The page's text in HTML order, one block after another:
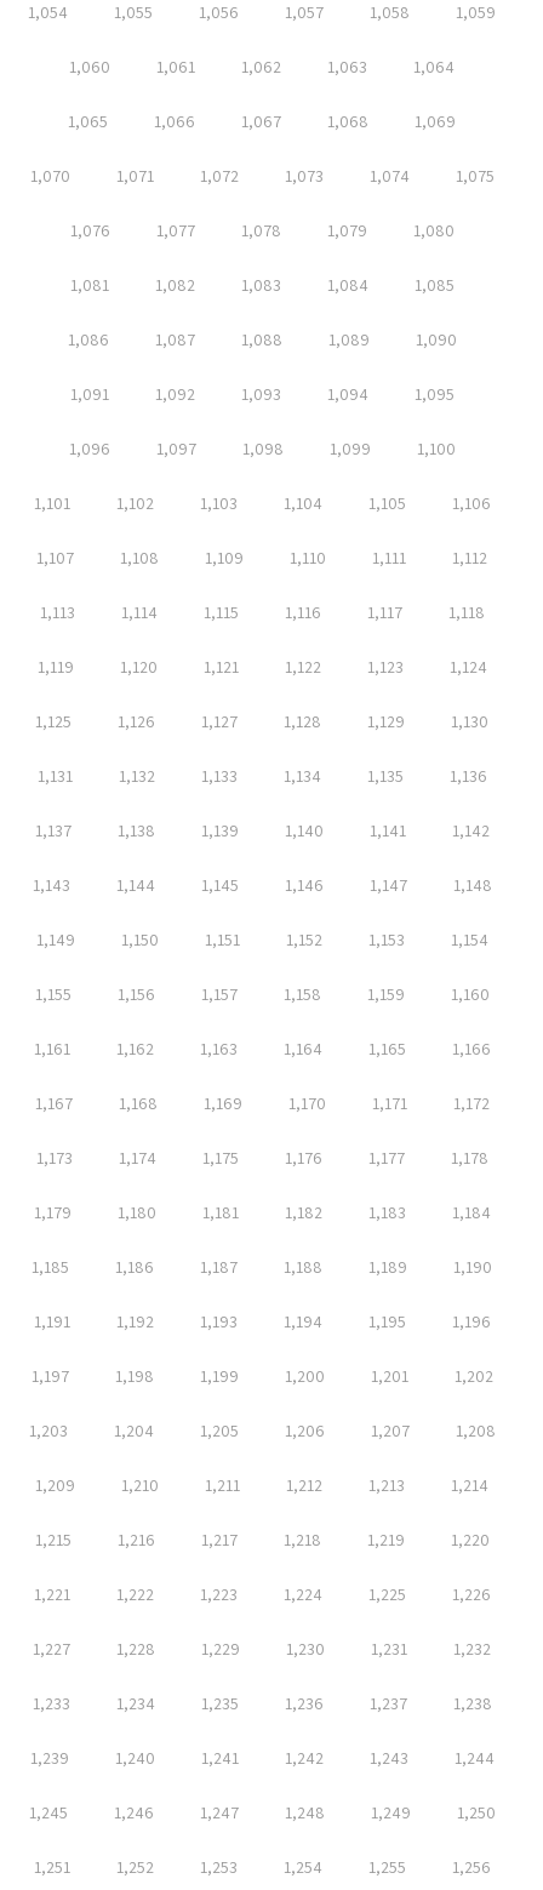
1,054 1,055 1,056 1,057 1,058 1,059
1,060 1,061 1,062 1,063 1,064
1,065 1,066 1,067 1,068 1,069
1,070 1,071 1,072 1,073 1,074 1,075
1,076 1,077 1,078 1,079 1,080
1,081 1,082 1,083 1,084 1,085
1,086 1,087 1,088 1,089 1,090
1,091 1,092 1,093 1,094 1,095
1,096 1,097 1,098 1,099 1,100
1,101 1,102 1,103 1,104 1,105 1,106
1,107 1,108 1,109 1,110 1,111 1,112
1,113 1,114 1,115 1,116 1,117 1,118
1,119 1,120 1,121 1,122 1,123 1,124
1,125 1,126 1,127 1,128 1,129 1,130
1,131 1,132 1,133 1,134 1,135 1,136
1,137 1,138 1,139 1,140 1,141 1,142
1,143 1,144 1,145 1,146 1,147 1,148
1,149 1,150 1,151 1,152 1,153 1,154
1,155 1,156 1,157 1,158 1,159 1,160
1,161 1,162 1,163 1,164 1,165 1,166
1,167 1,168 1,169 1,170 1,171 1,172
1,173 1,174 1,175 1,176 1,177 1,178
1,179 1,180 1,181 1,182 1,183 1,184
1,185 1,186 1,187 1,188 1,189 1,190
1,191 1,192 1,193 1,194 1,195 1,196
1,197 1,198 1,199 1,200 1,201 1,202
1,203 1,204 1,205 1,206 1,207 1,208
1,209 1,210 1,211 1,212 1,213 1,214
1,215 1,216 1,217 1,218 1,219 1,220
1,221 1,222 1,223 1,224 1,225 1,226
1,227 1,228 1,229 1,230 1,231 1,232
1,233 1,234 1,235 1,236 1,237 1,238
1,239 1,240 1,241 1,242 1,243 1,244
1,245 1,246 1,247 1,248 1,249 1,250
1,251 1,252 1,253 1,254 1,255 1,256